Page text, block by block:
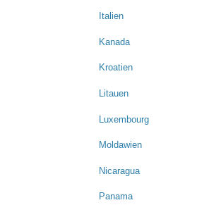
Italien
Kanada
Kroatien
Litauen
Luxembourg
Moldawien
Nicaragua
Panama